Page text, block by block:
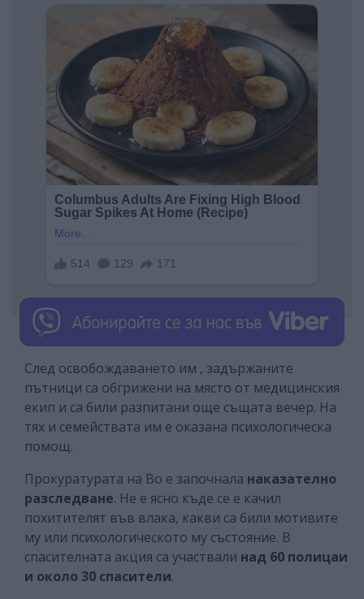
След освобождаването им , задържаните
пътници са обгрижени на място от медицинския
екип и са били разпитани още същата вечер. На
тях и семействата им е оказана психологическа
помощ.
Прокуратурата на Во е започнала наказателно
разследване. Не е ясно къде се е качил
похитителят във влака, какви са били мотивите
му или психологическото му състояние. В
спасителната акция са участвали над 60 полицаи
и около 30 спасители.